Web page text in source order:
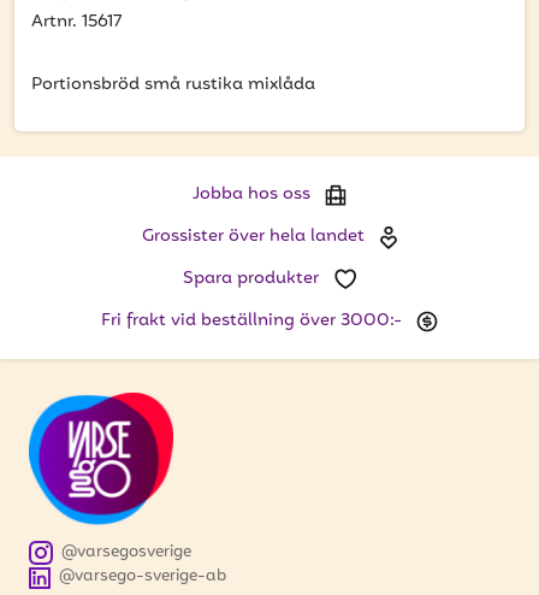
E-postadress
Artnr. 15617
Portionsbröd små rustika mixlåda
Jobba hos oss
Grossister över hela landet
Spara produkter
Fri frakt vid beställning över 3000:-
@varsego-sverige-ab
@varsegosverige